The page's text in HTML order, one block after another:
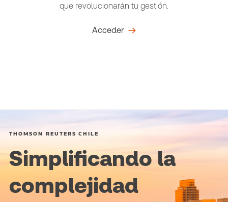
que revolucionarán tu gestión.
Acceder
THOMSON REUTERS CHILE
Simplificando la
complejidad